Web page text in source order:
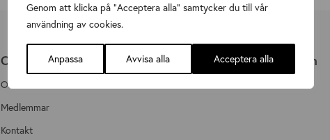
Genom att klicka på "Acceptera alla" samtycker du till vår
användning av cookies.
Anpassa Avvisa alla Acceptera alla
Om Svenska Järn
Om Svenska Järn
Medlemmar
Kontakt
Medlemsinformation